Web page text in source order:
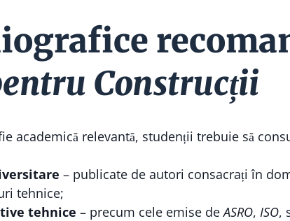
Construcții
academică relevantă, studenții trebuie să
– publicate de autori consacrați în
tehnice;
tehnice – precum cele emise deASRO, ISO,